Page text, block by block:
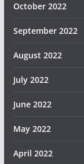
October 2022
September 2022
August 2022
July 2022
June 2022
May 2022
April 2022